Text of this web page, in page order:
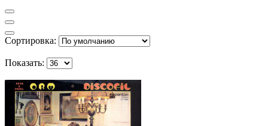
Сортировка:
Показать: